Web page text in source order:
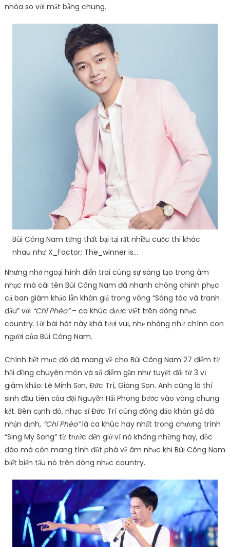
nhòa so với mặt bằng chung.
Bùi Công Nam từng thất bại tại rất nhiều cuộc thi khác
nhau như X_Factor; The_winner is…
Nhưng nhờ ngoại hình điển trai cùng sự sáng tạo trong âm
nhạc mà cái tên Bùi Công Nam đã nhanh chóng chinh phục
cả ban giám khảo lẫn khán giả trong vòng “Sáng tác và tranh
đấu” với “Chí Phèo”– ca khúc được viết trên dòng nhạc
country. Lời bài hát này khá tươi vui, nhẹ nhàng như chính con
người của Bùi Công Nam.
Chính tiết mục đó đã mang về cho Bùi Công Nam 27 điểm từ
hội đồng chuyên môn và số điểm gần như tuyệt đối từ 3 vị
giám khảo: Lê Minh Sơn, Đức Trí, Giáng Son. Anh cũng là thí
sinh đầu tiên của đội Nguyễn Hải Phong bước vào vòng chung
kết. Bên cạnh đó, nhạc sĩ Đức Trí cùng đông đảo khán giả đã
nhận định, “Chí Phèo”là ca khúc hay nhất trong chương trình
“Sing My Song” từ trước đến giờ vì nó không những hay, độc
đáo mà còn mang tính đột phá về âm nhạc khi Bùi Công Nam
biết biến tấu nó trên dòng nhạc country.